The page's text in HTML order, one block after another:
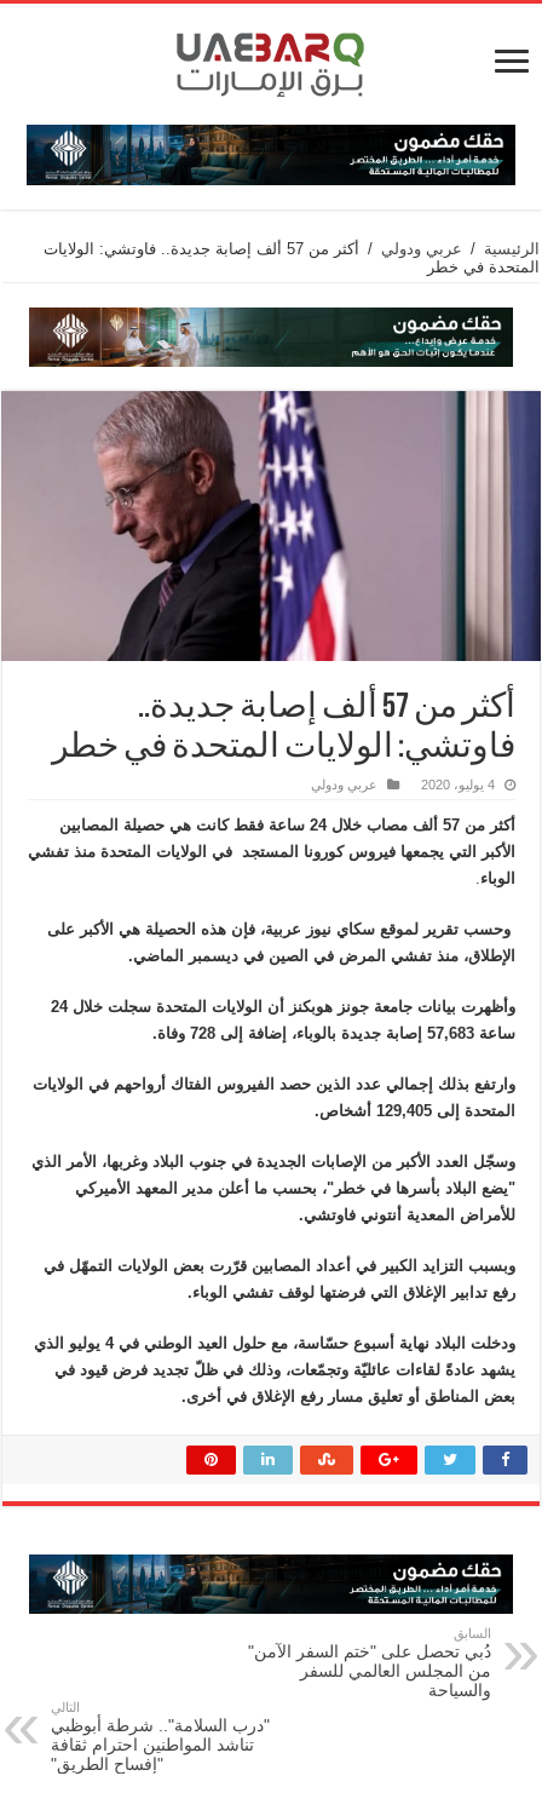
الرئيسية / عربي ودولي /
أكثر من 57 ألف إصابة جديدة.. فاوتشي: الولايات
المتحدة في خطر
أكثر من 57 ألف إصابة جديدة..
فاوتشي: الولايات المتحدة في خطر
4 يوليو، 2020 عربي ودولي
أكثر من 57 ألف مصاب خلال 24 ساعة فقط كانت هي حصيلة المصابين
الأكبر التي يجمعها فيروس كورونا المستجد في الولايات المتحدة منذ تفشي
الوباء
وحسب تقرير لموقع سكاي نيوز عربية، فإن هذه الحصيلة هي الأكبر على
الإطلاق، منذ تفشي المرض في الصين في ديسمبر الماضي.
وأظهرت بيانات جامعة جونز هوبكنز أن الولايات المتحدة سجلت خلال 24
ساعة 57,683 إصابة جديدة بالوباء، إضافة إلى 728 وفاة.
وارتفع بذلك إجمالي عدد الذين حصد الفيروس الفتاك أرواحهم في الولايات
المتحدة إلى 129,405 أشخاص.
وسجّل العدد الأكبر من الإصابات الجديدة في جنوب البلاد وغربها، الأمر الذي
"يضع البلاد بأسرها في خطر"، بحسب ما أعلن مدير المعهد الأميركي
للأمراض المعدية أنتوني فاوتشي.
وبسبب التزايد الكبير في أعداد المصابين قرّرت بعض الولايات التمهّل في
رفع تدابير الإغلاق التي فرضتها لوقف تفشي الوباء.
ودخلت البلاد نهاية أسبوع حسّاسة، مع حلول العيد الوطني في 4 يوليو الذي
يشهد عادةً لقاءات عائليّة وتجمّعات، وذلك في ظلّ تجديد فرض قيود في
بعض المناطق أو تعليق مسار رفع الإغلاق في أخرى.
السابق
دُبي تحصل على "ختم السفر الآمن"
من المجلس العالمي للسفر
والسياحة
التالي
"درب السلامة".. شرطة أبوظبي
تناشد المواطنين احترام ثقافة
"إفساح الطريق"